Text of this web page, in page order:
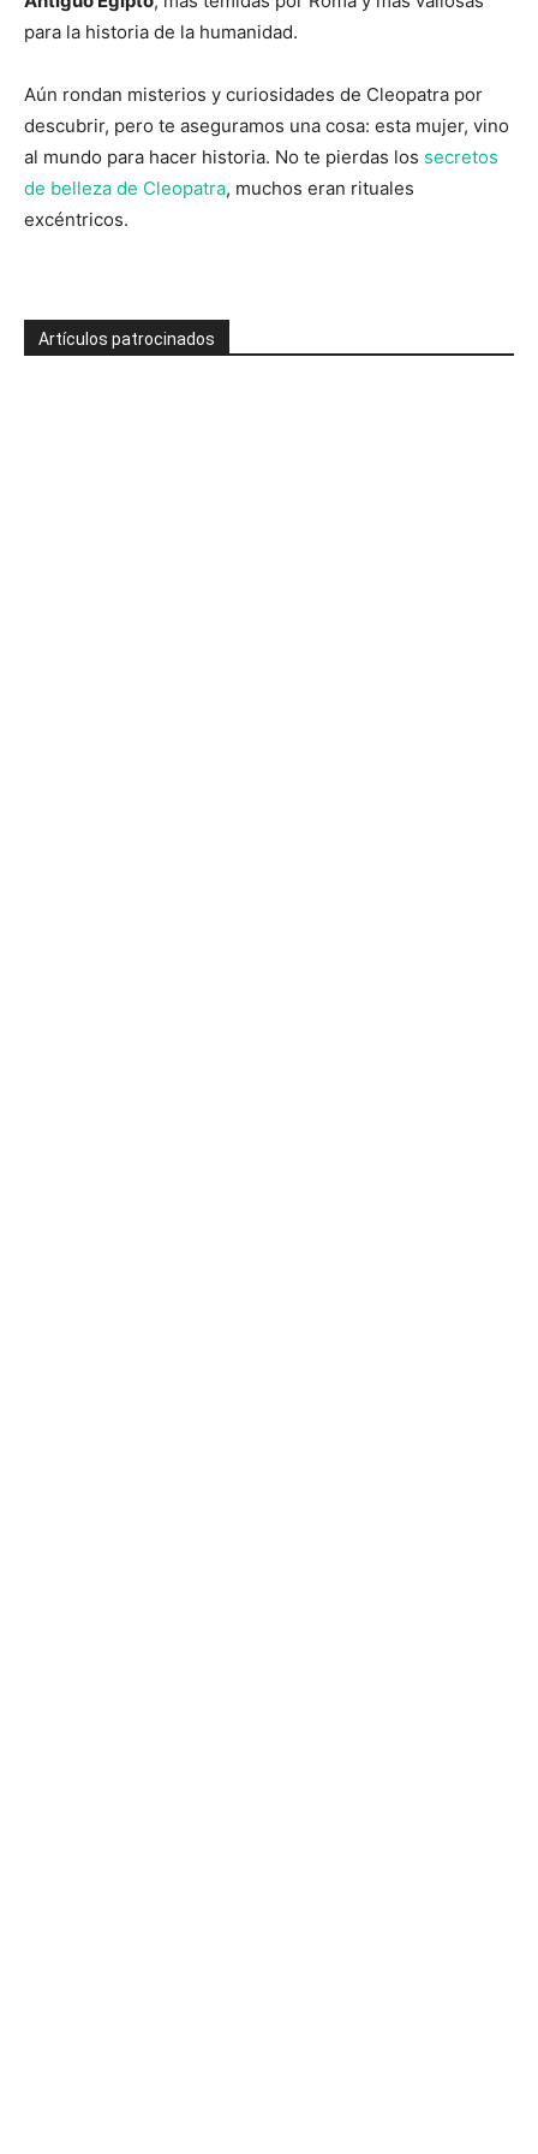
para la historia de la humanidad.
Aún rondan misterios y curiosidades de Cleopatra por
descubrir, pero te aseguramos una cosa: esta mujer, vino
al mundo para hacer historia. No te pierdas los secretos
de belleza de Cleopatra, muchos eran rituales
excéntricos.
Artículos patrocinados